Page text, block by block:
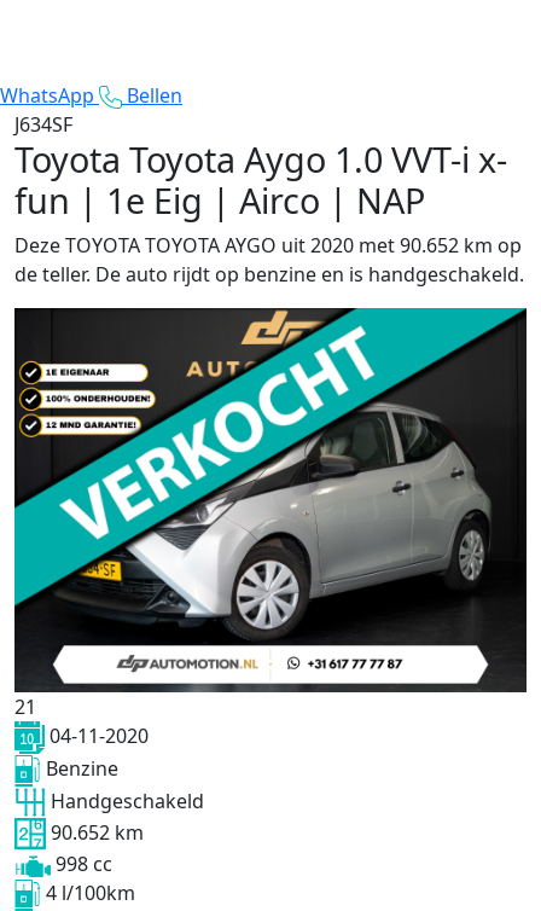
WhatsApp
Bellen
J634SF
Toyota Toyota Aygo 1.0 VVT-i x-
fun | 1e Eig | Airco | NAP
Deze TOYOTA TOYOTA AYGO uit 2020 met 90.652 km op
de teller. De auto rijdt op benzine en is handgeschakeld.
21
04-11-2020
Benzine
Handgeschakeld
90.652 km
998 cc
4 l/100km